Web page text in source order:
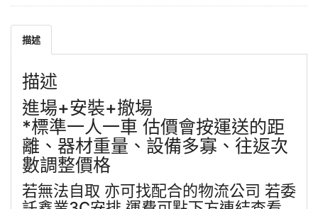
描述
描述
進場+安裝+撤場
*標準一人一車 估價會按運送的距
離、器材重量、設備多寡、往返次
數調整價格
若無法自取 亦可找配合的物流公司 若委